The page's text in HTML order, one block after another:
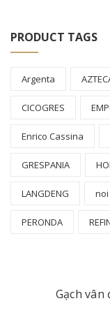
PRODUCT TAGS
Argenta
CICOGRES
Enrico Cassina
GRESPANIA
LANGDENG
PERONDA
Gạch vân